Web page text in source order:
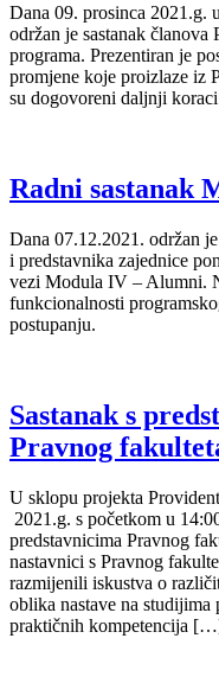
Dana 09. prosinca 2021.g.
održan je sastanak članova
programa. Prezentiran je
promjene koje proizlaze iz
su dogovoreni daljnji
Radni sastanak
Dana 07.12.2021. održan
i predstavnika zajednice
vezi Modula IV – Alumni.
funkcionalnosti
postupanju.
Sastanak s
Pravnog
U sklopu projekta
2021.g. s početkom u
predstavnicima Pravnog
nastavnici s Pravnog
razmijenili iskustva o
oblika nastave na studijima
praktičnih kompetencija